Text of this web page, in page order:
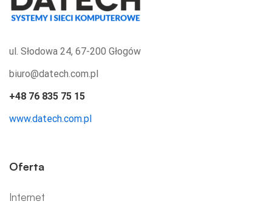
ul. Słodowa 24, 67-200 Głogów
biuro@datech.com.pl
+48 76 835 75 15
www.datech.com.pl
Oferta
Internet